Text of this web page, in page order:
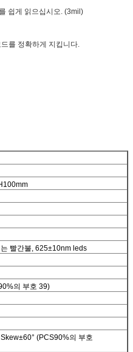
쉽게 읽으십시오. (3mil)
를 정확하게 지킵니다.
빨간불, 625±10nm leds
의 부호 39)
(PCS90%의 부호